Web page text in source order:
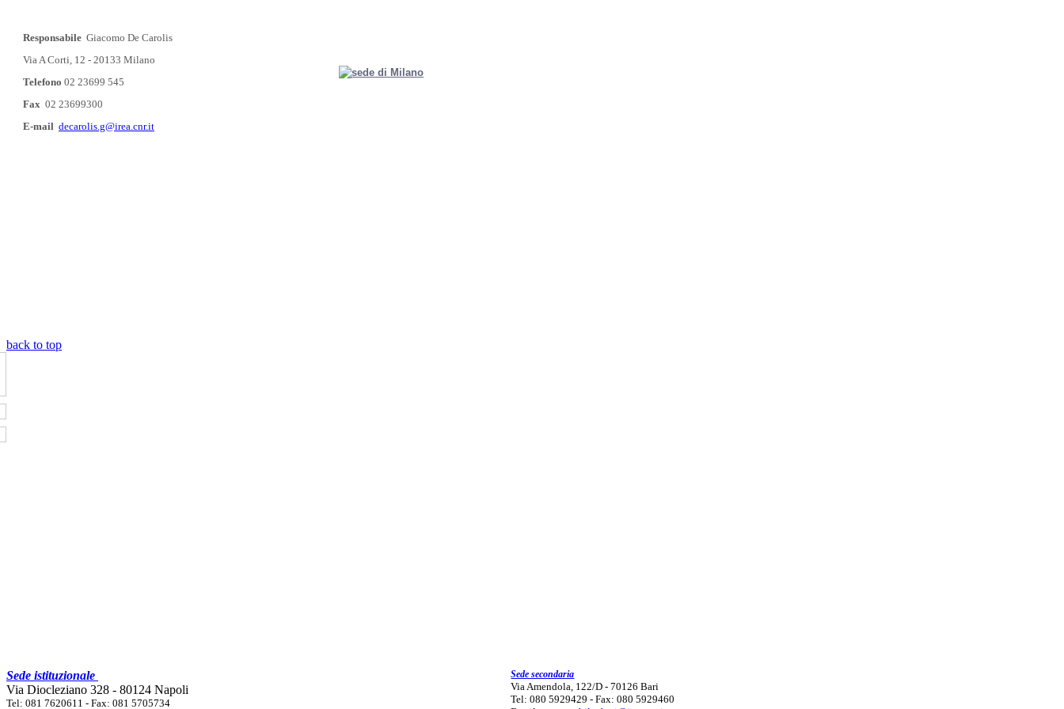
Responsabile Giacomo De Carolis
Via A Corti, 12 - 20133 Milano
Telefono 02 23699 545
Fax 02 23699300
E-mail decarolis.g@irea.cnr.it
back to top
Sede istituzionale
Via Diocleziano 328 - 80124 Napoli
Tel: 081 7620611 - Fax: 081 5705734
Sede secondaria
Via Amendola, 122/D - 70126 Bari
Tel: 080 5929429 - Fax: 080 5929460